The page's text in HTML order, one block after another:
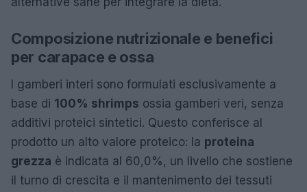
Composizione nutrizionale e benefici
per carapace e ossa
I gamberi interi sono formulati esclusivamente a
base di 100% shrimps ossia gamberi veri, senza
additivi proteici sintetici. Questo conferisce al
prodotto un alto valore proteico: la proteina
grezza è indicata al 60,0%, un livello che sostiene
il turno di crescita e il mantenimento dei tessuti